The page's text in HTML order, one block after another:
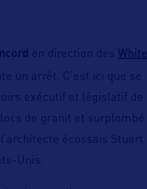
en direction des White
un arrêt. C’est ici que se
exécutif et législatif de
de granit et surplombé
écossais Stuart
Unis.